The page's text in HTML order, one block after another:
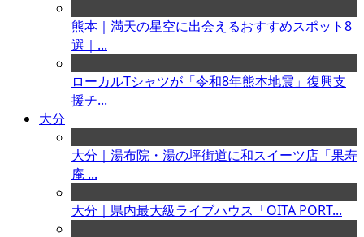
熊本｜満天の星空に出会えるおすすめスポット8
選｜...
ローカルTシャツが「令和8年熊本地震」復興支
援チ...
大分
大分｜湯布院・湯の坪街道に和スイーツ店「果寿
庵 ...
大分｜県内最大級ライブハウス「OITA PORT...